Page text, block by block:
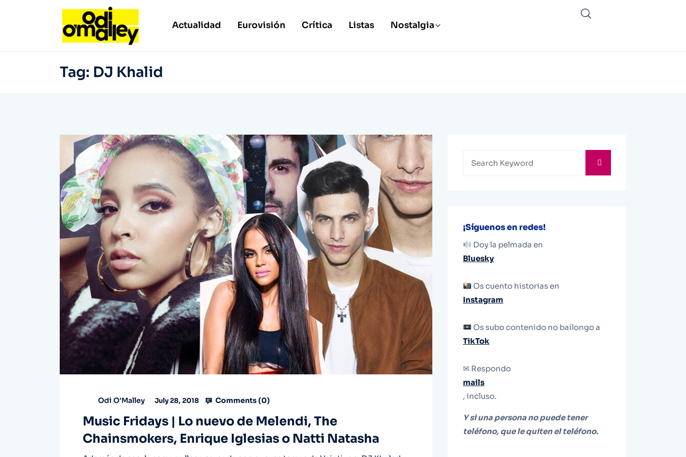
Actualidad Eurovisión Crítica Listas Nostalgia
Tag: DJ Khalid
Odi O'Malley July 28, 2018 Comments (0)
Music Fridays | Lo nuevo de Melendi, The
Chainsmokers, Enrique Iglesias o Natti Natasha
¡Síguenos en redes!
Doy la pelmada en
Bluesky
Os cuento historias en
Instagram
Os subo contenido no bailongo a
TikTok
✉ Respondo
mails
, incluso.
Y si una persona no puede tener
teléfono, que le quiten el teléfono.